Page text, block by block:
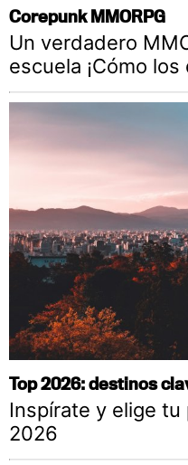
Corepunk MMORPG
Un verdadero
escuela ¡Cómo
Top 2026: destinos
Inspírate y elige
2026